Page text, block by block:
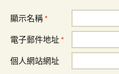
顯示名稱 *
電子郵件地址 *
個人網站網址